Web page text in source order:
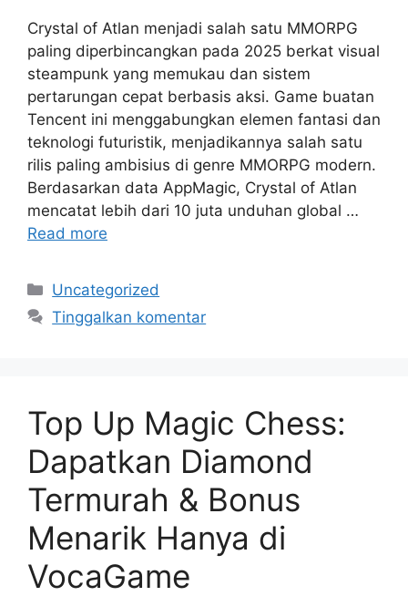
Crystal of Atlan menjadi salah satu MMORPG
paling diperbincangkan pada 2025 berkat visual
steampunk yang memukau dan sistem
pertarungan cepat berbasis aksi. Game buatan
Tencent ini menggabungkan elemen fantasi dan
teknologi futuristik, menjadikannya salah satu
rilis paling ambisius di genre MMORPG modern.
Berdasarkan data AppMagic, Crystal of Atlan
mencatat lebih dari 10 juta unduhan global …
Read more
Kategori
Uncategorized
Tinggalkan komentar
Top Up Magic Chess:
Dapatkan Diamond
Termurah & Bonus
Menarik Hanya di
VocaGame